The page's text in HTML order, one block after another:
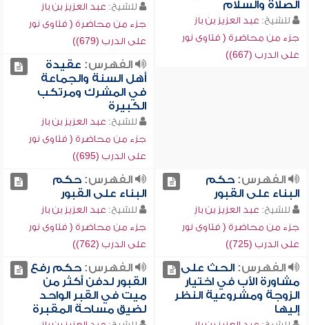
الصلاة والسلام
للشيخ: عبد العزيز بن باز
جزء من محاضرة ( فتاوى نور
على الدرب (667))
للشيخ: عبد العزيز بن باز
جزء من محاضرة ( فتاوى نور
على الدرب (679))
الفهرس: عقيدة
أهل السنة والجماعة
في المشرك ومرتكب
الكبيرة
للشيخ: عبد العزيز بن باز
جزء من محاضرة ( فتاوى نور
على الدرب (695))
الفهرس:حكم
البناء على القبور
للشيخ: عبد العزيز بن باز
جزء من محاضرة ( فتاوى نور
على الدرب (725))
الفهرس:حكم
البناء على القبور
للشيخ: عبد العزيز بن باز
جزء من محاضرة ( فتاوى نور
على الدرب (762))
الفهرس:الحث على
مشاورة الأب في اختيار
الزوجة ومشروعية النظر
إليها
الفهرس:حكم رفع
القبور لدفن أكثر من
ميت في القبر الواحد
لضيق مساحة المقبرة